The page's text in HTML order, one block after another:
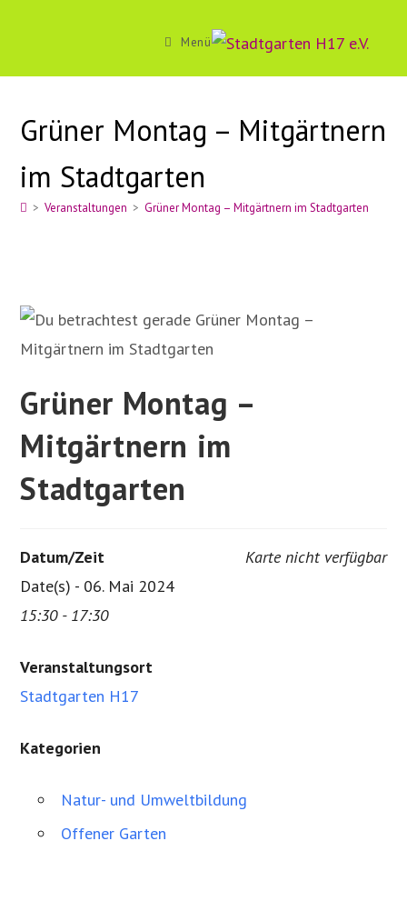
Menü
Grüner Montag – Mitgärtnern
im Stadtgarten
> Veranstaltungen > Grüner Montag – Mitgärtnern im Stadtgarten
Grüner Montag –
Mitgärtnern im
Stadtgarten
Karte nicht verfügbar
Datum/Zeit
Date(s) - 06. Mai 2024
15:30 - 17:30
Veranstaltungsort
Stadtgarten H17
Kategorien
Natur- und Umweltbildung
Offener Garten